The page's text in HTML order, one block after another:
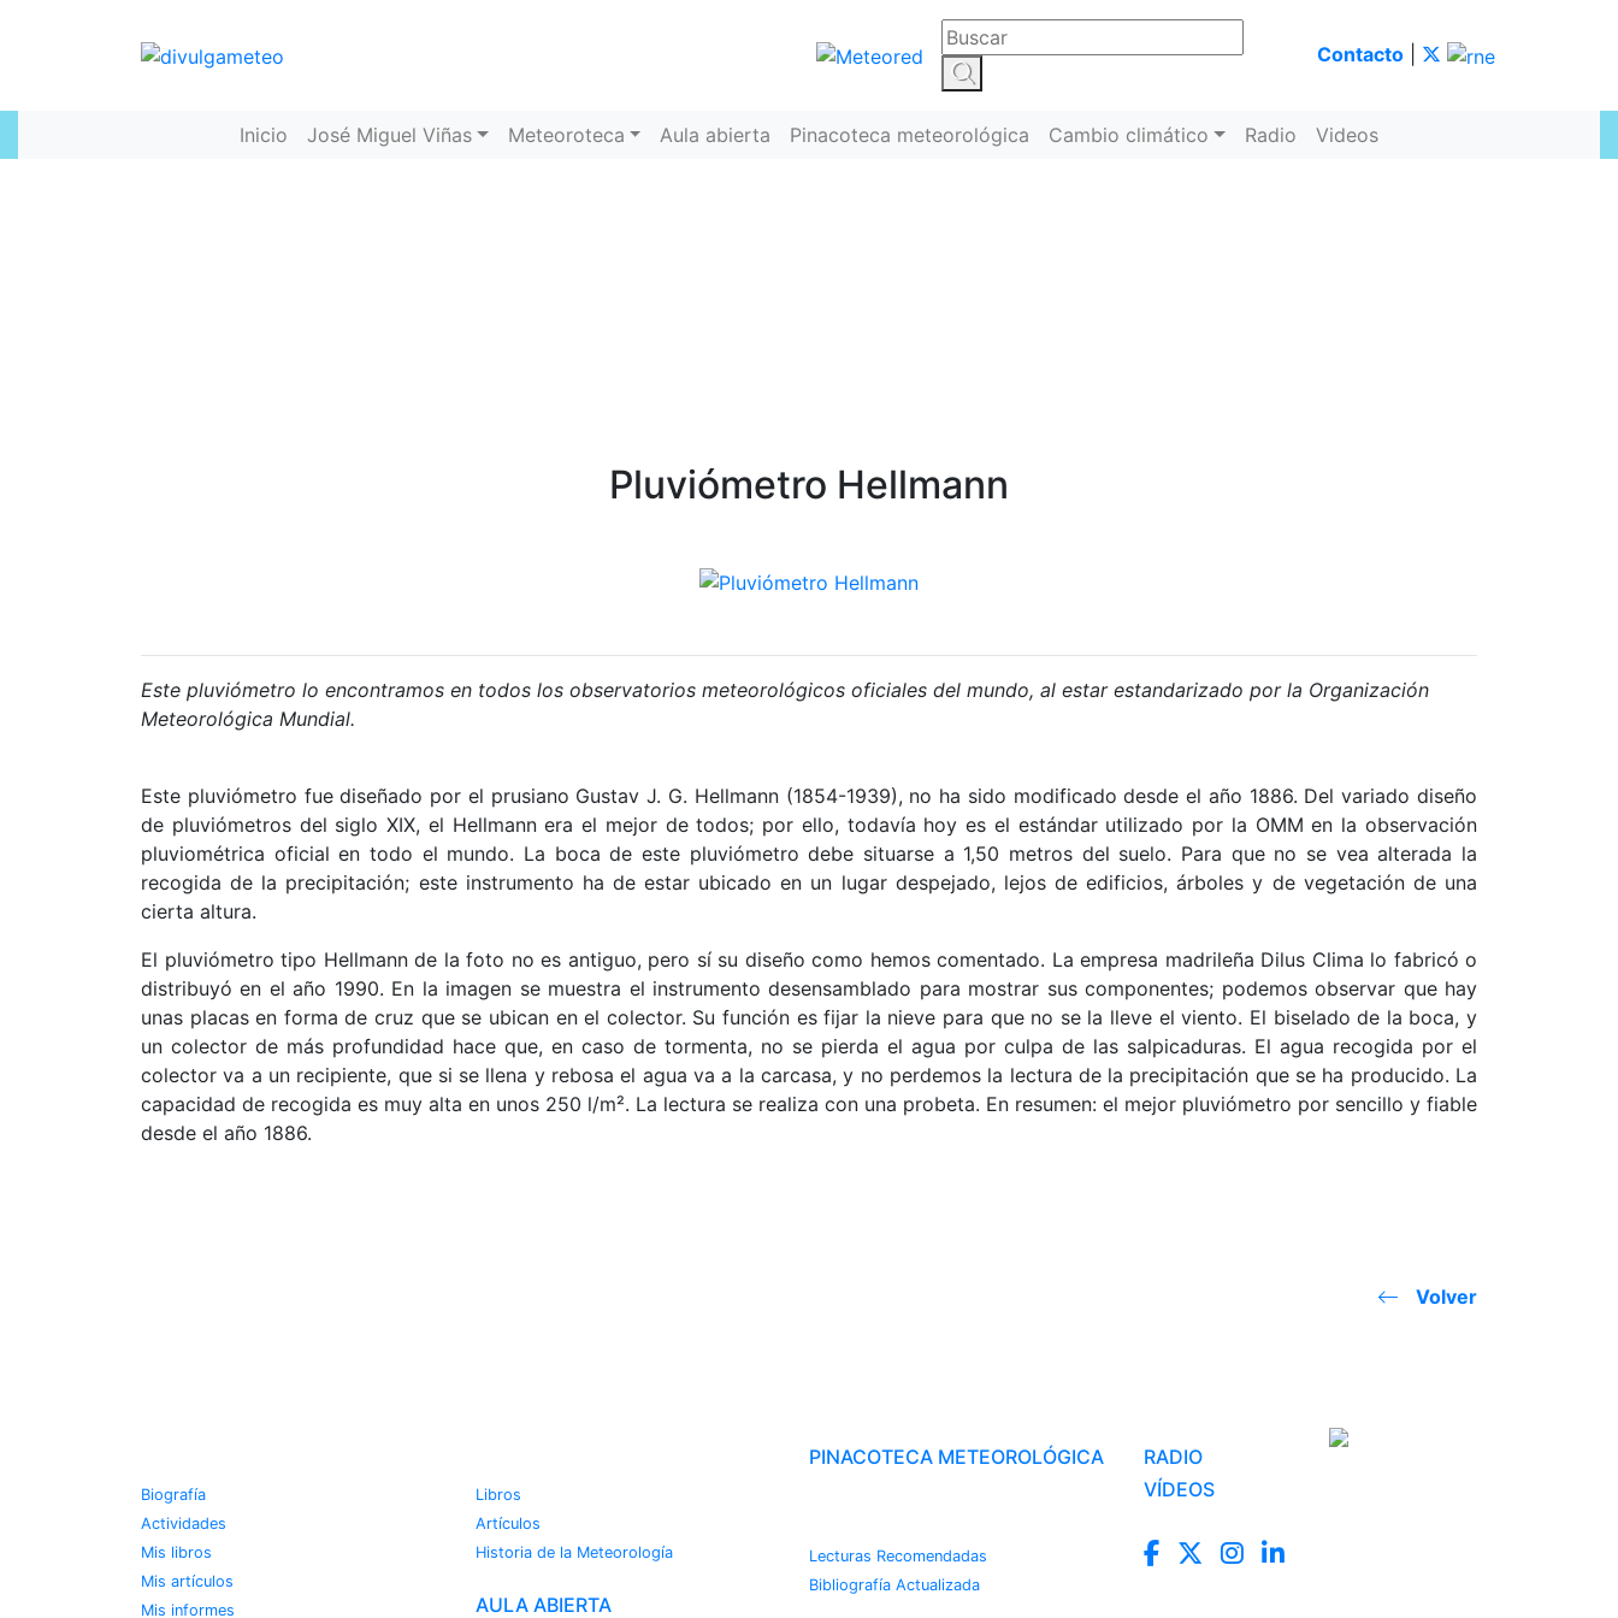
Contacto
Inicio José Miguel Viñas Meteoroteca Aula abierta Pinacoteca meteorológica Cambio climático Radio Videos
Pluviómetro Hellmann
Este pluviómetro lo encontramos en todos los observatorios meteorológicos oficiales del mundo, al estar estandarizado por la Organización
Meteorológica Mundial.
Este pluviómetro fue diseñado por el prusiano Gustav J. G. Hellmann (1854-1939), no ha sido modificado desde el año 1886. Del variado diseño
de pluviómetros del siglo XIX, el Hellmann era el mejor de todos; por ello, todavía hoy es el estándar utilizado por la OMM en la observación
pluviométrica oficial en todo el mundo. La boca de este pluviómetro debe situarse a 1,50 metros del suelo. Para que no se vea alterada la
recogida de la precipitación; este instrumento ha de estar ubicado en un lugar despejado, lejos de edificios, árboles y de vegetación de una
cierta altura.
El pluviómetro tipo Hellmann de la foto no es antiguo, pero sí su diseño como hemos comentado. La empresa madrileña Dilus Clima lo fabricó o
distribuyó en el año 1990. En la imagen se muestra el instrumento desensamblado para mostrar sus componentes; podemos observar que hay
unas placas en forma de cruz que se ubican en el colector. Su función es fijar la nieve para que no se la lleve el viento. El biselado de la boca, y
un colector de más profundidad hace que, en caso de tormenta, no se pierda el agua por culpa de las salpicaduras. El agua recogida por el
colector va a un recipiente, que si se llena y rebosa el agua va a la carcasa, y no perdemos la lectura de la precipitación que se ha producido. La
capacidad de recogida es muy alta en unos 250 l/m². La lectura se realiza con una probeta. En resumen: el mejor pluviómetro por sencillo y fiable
desde el año 1886.
Volver
Biografía
Actividades
Mis libros
Mis artículos
Mis informes
Libros
Artículos
Historia de la Meteorología
AULA ABIERTA
PINACOTECA METEOROLÓGICA
Lecturas Recomendadas
Bibliografía Actualizada
RADIO
VÍDEOS